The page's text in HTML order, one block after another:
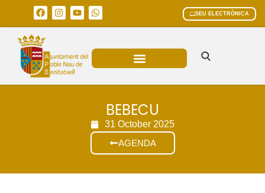
SEU ELECTRÒNICA
BEBECU
31 October 2025
AGENDA